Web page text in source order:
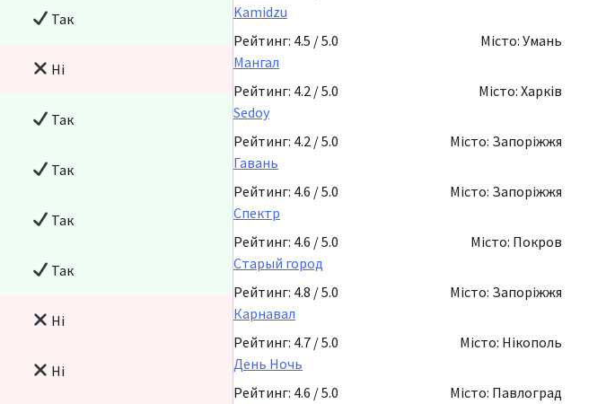
Так
Ні
Так
Так
Так
Так
Ні
Ні
Kamidzu
Рейтинг: 4.5 / 5.0
Місто: Умань
Мангал
Рейтинг: 4.2 / 5.0
Місто: Харків
Sedoy
Рейтинг: 4.2 / 5.0
Місто: Запоріжжя
Гавань
Рейтинг: 4.6 / 5.0
Місто: Запоріжжя
Спектр
Рейтинг: 4.6 / 5.0
Місто: Покров
Старый город
Рейтинг: 4.8 / 5.0
Місто: Запоріжжя
Карнавал
Рейтинг: 4.7 / 5.0
Місто: Нікополь
День Ночь
Рейтинг: 4.6 / 5.0
Місто: Павлоград